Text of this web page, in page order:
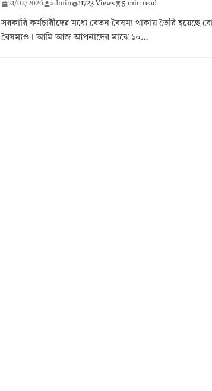
21/02/2026 admin 11723 Views 5 min read
সরকারি কর্মচারীদের মধ্যে বেতন বৈষম্য থাকায় তৈরি হয়েছে
বৈষম্যও। আমি আজ আপনাদের মাঝে ১০…